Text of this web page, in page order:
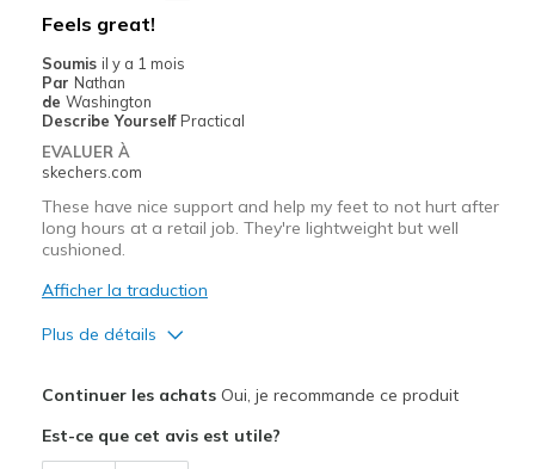
Feels great!
Soumis il y a 1 mois
Par Nathan
de Washington
Describe Yourself Practical
EVALUER À
skechers.com
These have nice support and help my feet to not hurt after
long hours at a retail job. They're lightweight but well
cushioned.
Afficher la traduction
Plus de détails
Breathe Well
Continuer les achatsOui, je recommande ce produit
Est-ce que cet avis est utile?